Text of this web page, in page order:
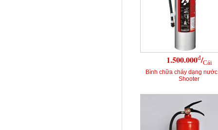
1.500.000đ/Cái
Bình chữa cháy dạng
Shooter